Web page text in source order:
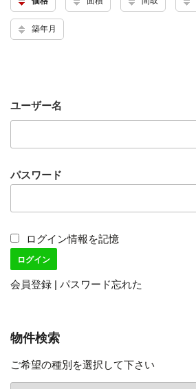
築年月
ユーザー名
パスワード
ログイン情報を記憶
会員登録 | パスワード忘れた
物件検索
ご希望の種別を選択して下さい